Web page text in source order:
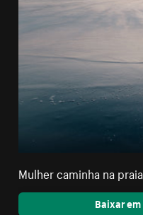
Mulher caminha na
Baixar